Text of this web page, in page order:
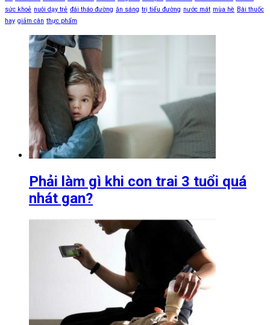
sức khoẻ nuôi dạy trẻ đái tháo đường ăn sáng trị tiểu đường nước mát mùa hè Bài thuốc
hay giảm cân thực phẩm
Phải làm gì khi con trai 3 tuổi quá
nhát gan?